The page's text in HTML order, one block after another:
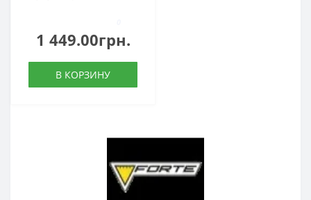
1 449.00грн.
В КОРЗИНУ